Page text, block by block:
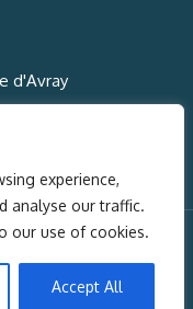
experience,
analyse our traffic.
our use of cookies.
Accept All
d'Avray